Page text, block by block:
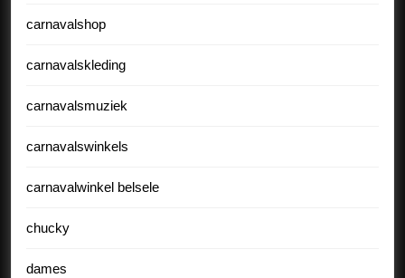
carnavalshop
carnavalskleding
carnavalsmuziek
carnavalswinkels
carnavalwinkel belsele
chucky
dames